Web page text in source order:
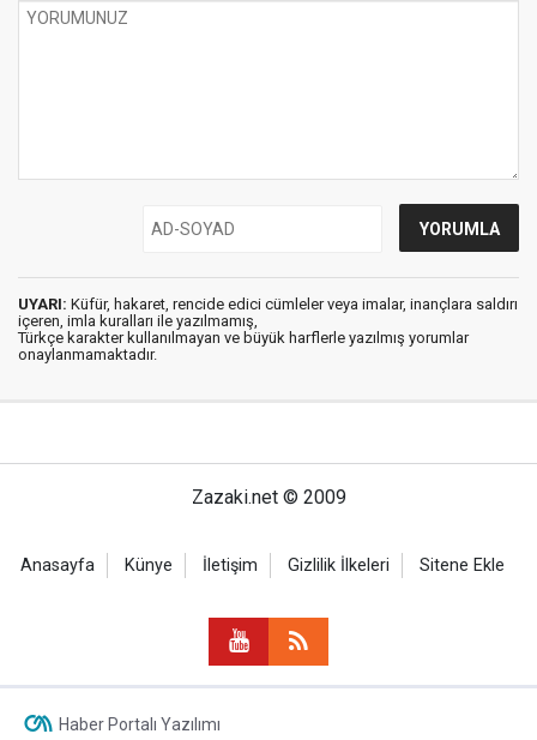
UYARI: Küfür, hakaret, rencide edici cümleler veya imalar, inançlara saldırı
içeren, imla kuralları ile yazılmamış,
Türkçe karakter kullanılmayan ve büyük harflerle yazılmış yorumlar
onaylanmamaktadır.
Zazaki.net © 2009
Anasayfa Künye İletişim Gizlilik İlkeleri Sitene Ekle
Haber Portalı Yazılımı